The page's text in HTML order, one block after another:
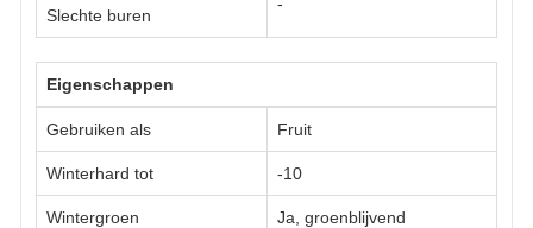
Slechte buren
Eigenschappen
Gebruiken als Fruit
Winterhard tot -10
Wintergroen Ja, groenblijvend